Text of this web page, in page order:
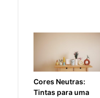
Cores Neutras:
Tintas para uma